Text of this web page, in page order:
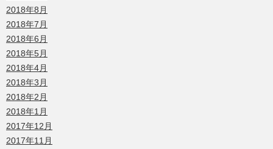
2018年8月
2018年7月
2018年6月
2018年5月
2018年4月
2018年3月
2018年2月
2018年1月
2017年12月
2017年11月